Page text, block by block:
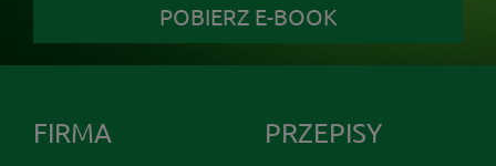
POBIERZ E-BOOK
FIRMA PRZEPISY